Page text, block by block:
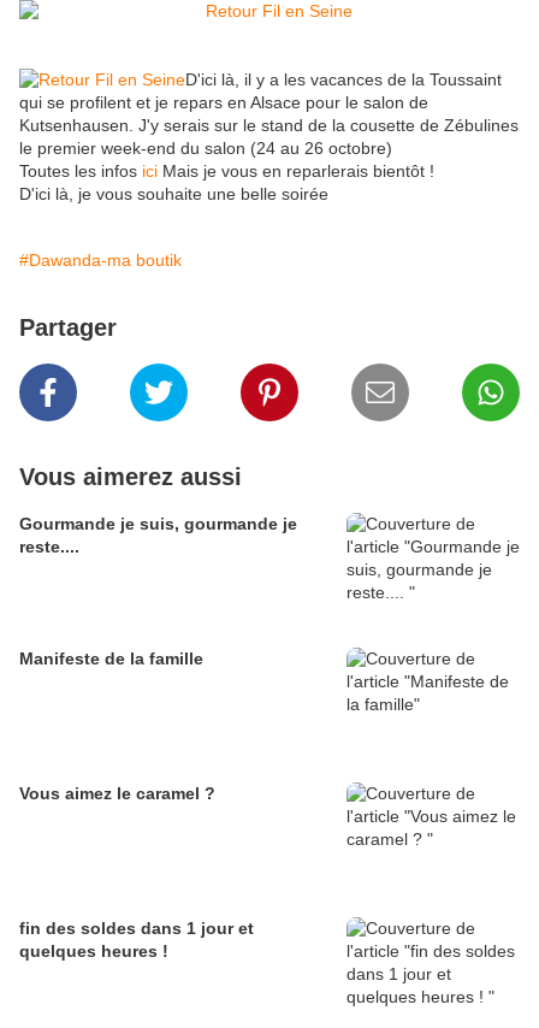
D'ici là, il y a les vacances de la Toussaint
qui se profilent et je repars en Alsace pour le salon de
Kutsenhausen. J'y serais sur le stand de la cousette de Zébulines
le premier week-end du salon (24 au 26 octobre)
Toutes les infos ici Mais je vous en reparlerais bientôt !
D'ici là, je vous souhaite une belle soirée
#Dawanda-ma boutik
Partager
Vous aimerez aussi
Gourmande je suis, gourmande je
reste....
Manifeste de la famille
Vous aimez le caramel ?
fin des soldes dans 1 jour et
quelques heures !